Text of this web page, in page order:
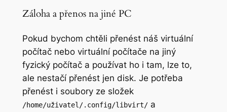
Záloha a přenos na jiné PC
Pokud bychom chtěli přenést náš virtuální
počítač nebo virtuální počítače na jiný
fyzický počítač a používat ho i tam, lze to,
ale nestačí přenést jen disk. Je potřeba
přenést i soubory ze složek
/home/uživatel/.config/libvirt/a